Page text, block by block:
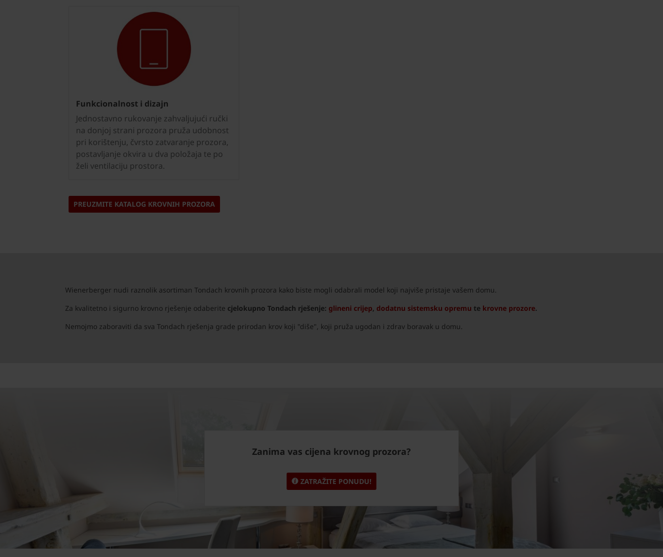
Funkcionalnost i dizajn
Jednostavno rukovanje zahvaljujući ručki
na donjoj strani prozora pruža udobnost
pri korištenju, čvrsto zatvaranje prozora,
postavljanje okvira u dva položaja te po
želi ventilaciju prostora.
PREUZMITE KATALOG KROVNIH PROZORA
Wienerberger nudi raznolik asortiman Tondach krovnih prozora kako biste mogli odabrali model koji najviše pristaje vašem domu.
Za kvalitetno i sigurno krovno rješenje odaberite cjelokupno Tondach rješenje: glineni crijep, dodatnu sistemsku opremu te krovne prozore.
Nemojmo zaboraviti da sva Tondach rješenja grade prirodan krov koji "diše", koji pruža ugodan i zdrav boravak u domu.
Zanima vas cijena krovnog prozora?
ZATRAŽITE PONUDU!